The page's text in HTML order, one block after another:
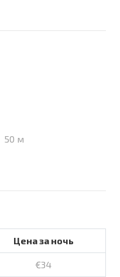
50 м
Цена за ночь
€34